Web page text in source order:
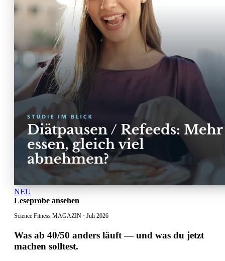
NEU
Leseprobe ansehen
Science Fitness MAGAZIN · Juli 2026
Was ab 40/50 anders läuft— und was du jetzt
machen solltest.